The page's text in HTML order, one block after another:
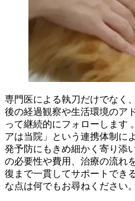
専門医による執刀だけでなく
後の経過観察や生活環境のア
って継続的にフォローします
アは当院」という連携体制に
発予防にもきめ細かく寄り添
の必要性や費用、治療の流れ
復まで一貫してサポートでき
な点は何でもお尋ねください。